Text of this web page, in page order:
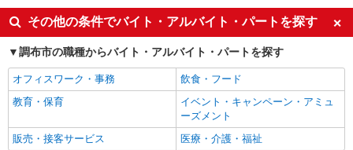
給考慮いたします。
東京都調布市深大寺東町3-16-1 （トップフレ
ッシュマーケット 深大寺店）
キープ 詳細を見る
トップフレッシュマーケット 深大寺店
スーパー夕方レジスタッフ
同じ特徴から国領駅の求人を探す
履歴書不要
友達と応募OK
未経験歓迎
経験者・有資格者歓迎
大学生歓迎
女性活躍中
フリーター歓迎
学歴不問
ブランクOK
その他の条件でバイト・アルバイト・パートを探す
調布市の職種からバイト・アルバイト・パートを探す
オフィスワーク・事務
飲食・フード
教育・保育
イベント・キャンペーン・アミュ
ーズメント
販売・接客サービス
医療・介護・福祉